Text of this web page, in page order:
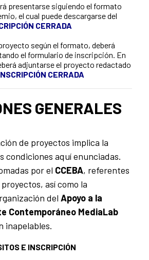
presentarse siguiendo el formato
el cual puede descargarse del
CERRADA
según el formato, deberá
el formulario de inscripción. En
adjuntarse el proyecto redactado
CERRADA
GENERALES
de proyectos implica la
condiciones aquí enunciadas.
por el CCEBA, referentes
así como la
del Apoyo a la
Contemporáneo MediaLab
inapelables.
E INSCRIPCIÓN